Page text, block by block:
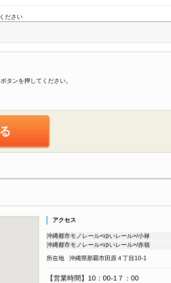
ださい
タンを押してください。
アクセス
沖縄都市モノレール<ゆいレール>/小禄
沖縄都市モノレール<ゆいレール>/赤嶺
所在地 沖縄県那覇市田原４丁目10-1
【営業時間】10：00-1７：00